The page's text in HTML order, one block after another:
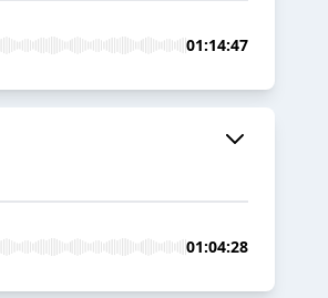
01:14:47
01:04:28